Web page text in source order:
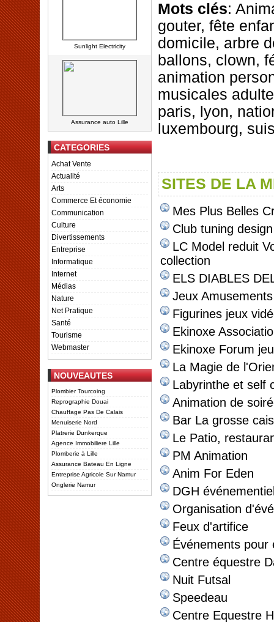
Sunlight Electricity
Assurance auto Lille
CATEGORIES
Achat Vente
Actualité
Arts
Commerce Et économie
Communication
Culture
Divertissements
Entreprise
Informatique
Internet
Médias
Nature
Net Pratique
Santé
Tourisme
Webmaster
NOUVEAUTES
Plombier Tourcoing
Reprographie Douai
Chauffage Pas De Calais
Menuiserie Nord
Platrerie Dunkerque
Agence Immobiliere Lille
Plomberie à Lille
Assurance Bateau En Ligne
Entreprise Agricole Sur Namur
Onglerie Namur
Mots clés:
gouter, fête
domicile, arbre
ballons, clown,
animation
musicales
paris, lyon,
luxembourg,
SITES DE LA
Mes Plus Belles
Club tuning
LC Model reduit
collection
ELS DIABLES
Jeux
Figurines jeux
Ekinoxe
Ekinoxe Forum
La Magie de
Labyrinthe et self
Animation de
Bar La grosse
Le Patio,
PM Animation
Anim For Eden
DGH
Organisation
Feux d'artifice
Événements pour
Centre équestre
Nuit Futsal
Speedeau
Centre Equestre